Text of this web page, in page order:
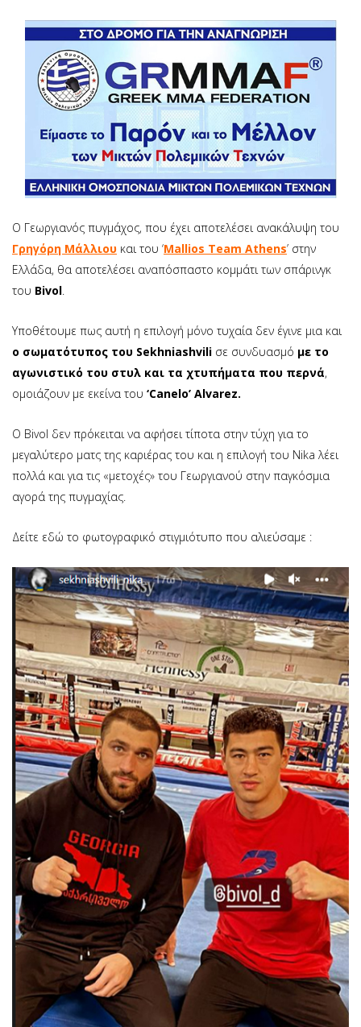
Ο Γεωργιανός πυγμάχος, που έχει αποτελέσει ανακάλυψη του
Γρηγόρη Μάλλιου και του ‘Mallios Team Athens’ στην
Ελλάδα, θα αποτελέσει αναπόσπαστο κομμάτι των σπάρινγκ
του Bivol.
Υποθέτουμε πως αυτή η επιλογή μόνο τυχαία δεν έγινε μια και
ο σωματότυπος του Sekhniashvili σε συνδυασμό με το
αγωνιστικό του στυλ και τα χτυπήματα που περνά,
ομοιάζουν με εκείνα του ‘Canelo’ Alvarez.
O Bivol δεν πρόκειται να αφήσει τίποτα στην τύχη για το
μεγαλύτερο ματς της καριέρας του και η επιλογή του Nika λέει
πολλά και για τις «μετοχές» του Γεωργιανού στην παγκόσμια
αγορά της πυγμαχίας.
Δείτε εδώ το φωτογραφικό στιγμιότυπο που αλιεύσαμε :